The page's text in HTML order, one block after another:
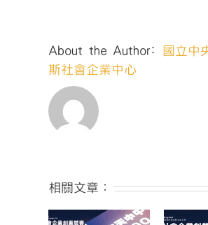
業
About the Author:
國立中
斯社會企業中心
相關文章：